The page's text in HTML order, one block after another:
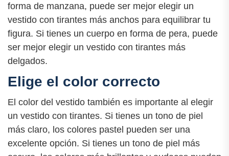
forma de manzana, puede ser mejor elegir un
vestido con tirantes más anchos para equilibrar tu
figura. Si tienes un cuerpo en forma de pera, puede
ser mejor elegir un vestido con tirantes más
delgados.
Elige el color correcto
El color del vestido también es importante al elegir
un vestido con tirantes. Si tienes un tono de piel
más claro, los colores pastel pueden ser una
excelente opción. Si tienes un tono de piel más